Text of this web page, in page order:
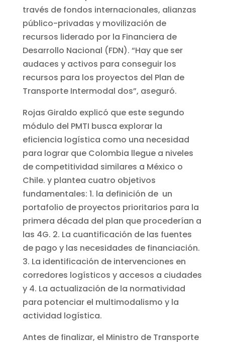
través de fondos internacionales, alianzas
público-privadas y movilización de
recursos liderado por la Financiera de
Desarrollo Nacional (FDN). “Hay que ser
audaces y activos para conseguir los
recursos para los proyectos del Plan de
Transporte Intermodal dos”, aseguró.
Rojas Giraldo explicó que este segundo
módulo del PMTI busca explorar la
eficiencia logística como una necesidad
para lograr que Colombia llegue a niveles
de competitividad similares a México o
Chile. y plantea cuatro objetivos
fundamentales: 1. la definición de un
portafolio de proyectos prioritarios para la
primera década del plan que procederían a
las 4G. 2. La cuantificación de las fuentes
de pago y las necesidades de financiación.
3. La identificación de intervenciones en
corredores logísticos y accesos a ciudades
y 4. La actualización de la normatividad
para potenciar el multimodalismo y la
actividad logística.
Antes de finalizar, el Ministro de Transporte